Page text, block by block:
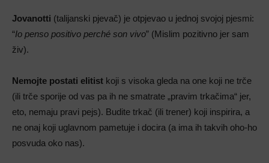
Jovanotti (talijanski pjevač) je otpjevao u jednoj svojoj pjesmi:
“Io penso positivo perché son vivo” (Mislim pozitivno jer sam
živ).
Nemojte postati elitist koji s visoka gleda na one koji ne trče
(ili trče sporije od vas pa ih ne smatrate „pravim trkačima“ jer,
eto, nemaju pravi pejs). Budite trkač (ili trener) koji inspirira, a
ne onaj koji uglavnom pametuje i docira (a ima ih takvih oho-ho
posvuda oko nas).